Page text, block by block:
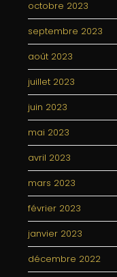
octobre 2023
septembre 2023
août 2023
juillet 2023
juin 2023
mai 2023
avril 2023
mars 2023
février 2023
janvier 2023
décembre 2022